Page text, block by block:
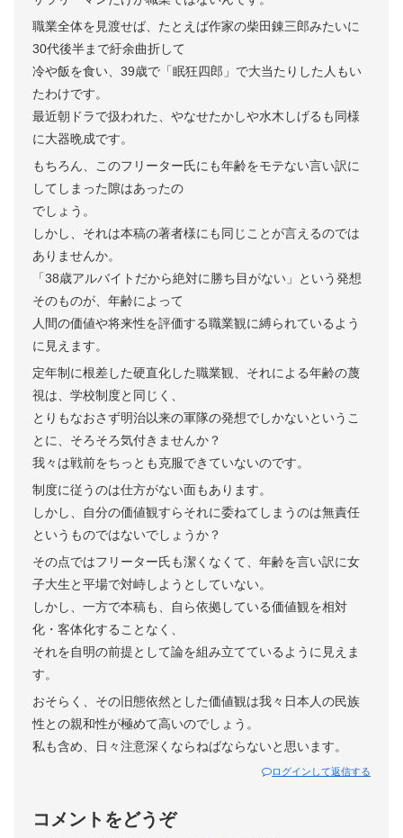
職業全体を見渡せば、たとえば作家の柴田錬三郎みたいに
30代後半まで紆余曲折して
冷や飯を食い、39歳で「眠狂四郎」で大当たりした人もい
たわけです。
最近朝ドラで扱われた、やなせたかしや水木しげるも同様
に大器晩成です。
もちろん、このフリーター氏にも年齢をモテない言い訳に
してしまった隙はあったの
でしょう。
しかし、それは本稿の著者様にも同じことが言えるのでは
ありませんか。
「38歳アルバイトだから絶対に勝ち目がない」という発想
そのものが、年齢によって
人間の価値や将来性を評価する職業観に縛られているよう
に見えます。
定年制に根差した硬直化した職業観、それによる年齢の蔑
視は、学校制度と同じく、
とりもなおさず明治以来の軍隊の発想でしかないというこ
とに、そろそろ気付きませんか？
我々は戦前をちっとも克服できていないのです。
制度に従うのは仕方がない面もあります。
しかし、自分の価値観すらそれに委ねてしまうのは無責任
というものではないでしょうか？
その点ではフリーター氏も潔くなくて、年齢を言い訳に女
子大生と平場で対峙しようとしていない。
しかし、一方で本稿も、自ら依拠している価値観を相対
化・客体化することなく、
それを自明の前提として論を組み立てているように見えま
す。
おそらく、その旧態依然とした価値観は我々日本人の民族
性との親和性が極めて高いのでしょう。
私も含め、日々注意深くならねばならないと思います。
ログインして返信する
コメントをどうぞ